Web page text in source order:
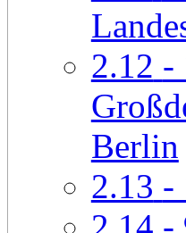
2.12 -
Berlin
2.13 -